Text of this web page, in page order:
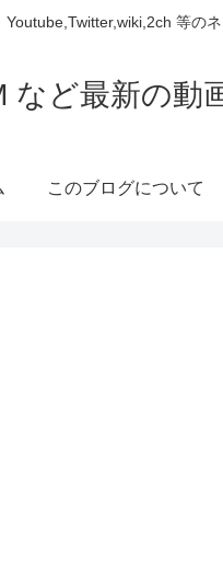
等の
など最新の動
このブログについて